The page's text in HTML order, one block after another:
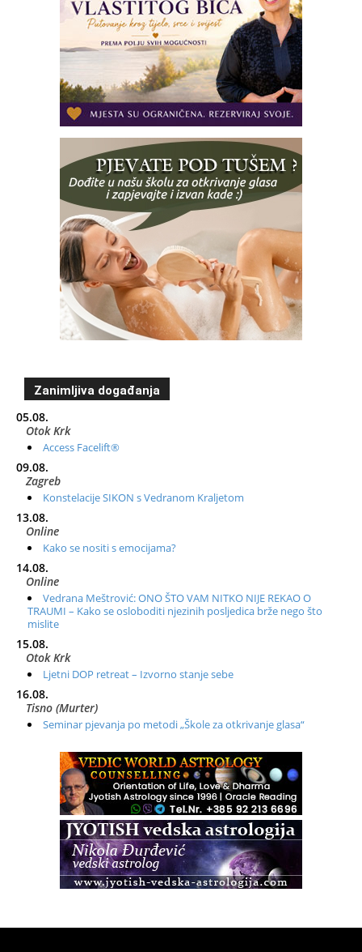
Zanimljiva događanja
05.08.
Otok Krk
Access Facelift®
09.08.
Zagreb
Konstelacije SIKON s Vedranom Kraljetom
13.08.
Online
Kako se nositi s emocijama?
14.08.
Online
Vedrana Meštrović: ONO ŠTO VAM NITKO NIJE REKAO O
TRAUMI – Kako se osloboditi njezinih posljedica brže nego što
mislite
15.08.
Otok Krk
Ljetni DOP retreat – Izvorno stanje sebe
16.08.
Tisno (Murter)
Seminar pjevanja po metodi „Škole za otkrivanje glasa“
Radionica: Pomagači iz drugih dimenzija Online – otvoreno za
Zagreb+Online
Osnovni ThetaHealing® tečaj, Zagreb i Online
Access BARS®, otpusti stres